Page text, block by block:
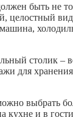
быть не
целостный
столик –
для
выбрать
и в